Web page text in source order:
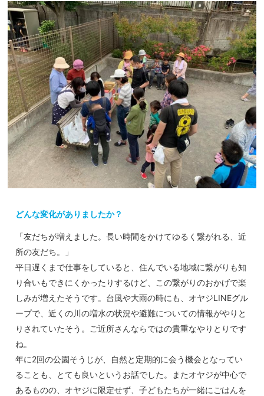
どんな変化がありましたか？
「友だちが増えました。長い時間をかけてゆるく繋がれる、近
所の友だち。」
平日遅くまで仕事をしていると、住んでいる地域に繋がりも知
り合いもできにくかったりするけど、この繋がりのおかげで楽
しみが増えたそうです。台風や大雨の時にも、オヤジLINEグル
ープで、近くの川の増水の状況や避難についての情報がやりと
りされていたそう。ご近所さんならではの貴重なやりとりです
ね。
年に2回の公園そうじが、自然と定期的に会う機会となってい
ることも、とても良いというお話でした。またオヤジが中心で
あるものの、オヤジに限定せず、子どもたちが一緒にごはんを